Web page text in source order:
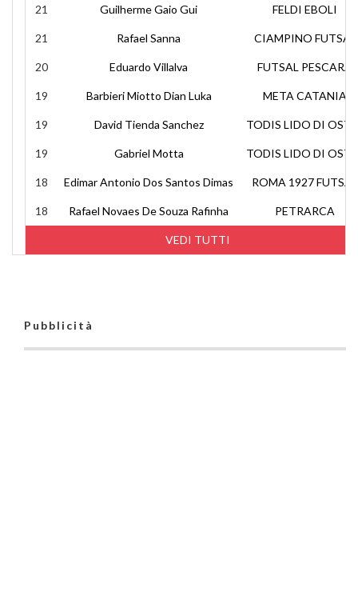
VEDI TUTTI
21 Guilherme Gaio Gui FELDI EBOLI
21 Rafael Sanna CIAMPINO FUTSAL
20 Eduardo Villalva FUTSAL PESCARA
19 Barbieri Miotto Dian Luka META CATANIA
19 David Tienda Sanchez TODIS LIDO DI
19 Gabriel Motta TODIS LIDO DI
18 Edimar Antonio Dos Santos Dimas ROMA 1927 FUTSAL
18 Rafael Novaes De Souza Rafinha PETRARCA
Pubblicità